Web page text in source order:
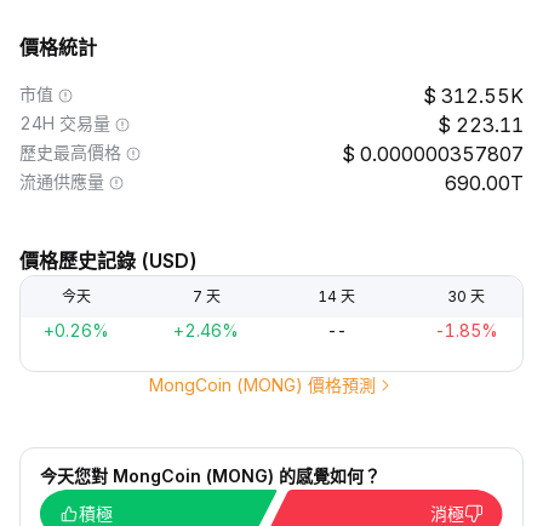
價格統計
市值 312.55K
24H 交易量 223.11
歷史最高價格 0.000000357807
流通供應量 690.00T
價格歷史記錄 (USD)
今天 7 天 14 天 30 天
+0.26% +2.46% -- -1.85%
MongCoin (MONG) 價格預測
今天您對 MongCoin (MONG) 的感覺如何？
積極
消極